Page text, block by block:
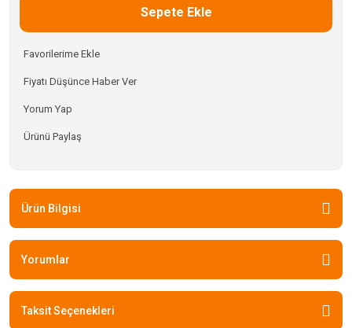
Sepete Ekle
Fiyatı Düşünce Haber Ver
Yorum Yap
Ürünü Paylaş
Ürün Bilgisi
Yorumlar
Taksit Seçenekleri